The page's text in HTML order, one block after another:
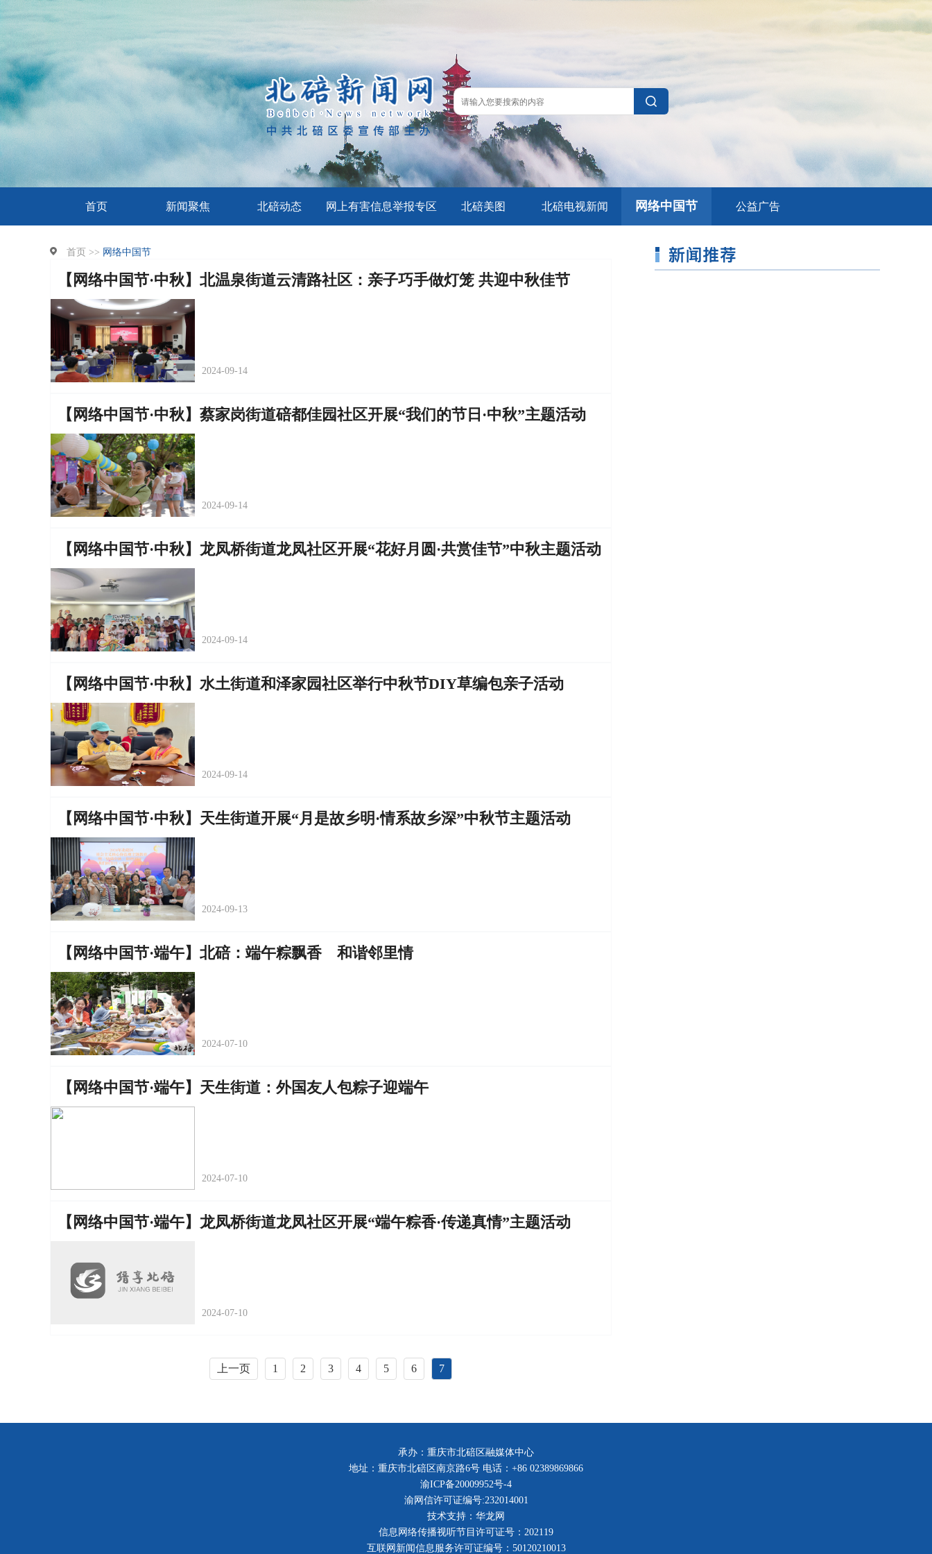
首页 新闻聚焦 北碚动态 网上有害信息举报专区 北碚美图 北碚电视新闻 网络中国节 公益广告
首页 >> 网络中国节
【网络中国节·中秋】北温泉街道云清路社区：亲子巧手做灯笼 共迎中秋佳节
2024-09-14
【网络中国节·中秋】蔡家岗街道碚都佳园社区开展“我们的节日·中秋”主题活动
2024-09-14
【网络中国节·中秋】龙凤桥街道龙凤社区开展“花好月圆·共赏佳节”中秋主题活动
2024-09-14
【网络中国节·中秋】水土街道和泽家园社区举行中秋节DIY草编包亲子活动
2024-09-14
【网络中国节·中秋】天生街道开展“月是故乡明·情系故乡深”中秋节主题活动
2024-09-13
【网络中国节·端午】北碚：端午粽飘香 和谐邻里情
2024-07-10
【网络中国节·端午】天生街道：外国友人包粽子迎端午
2024-07-10
【网络中国节·端午】龙凤桥街道龙凤社区开展“端午粽香·传递真情”主题活动
2024-07-10
上一页 1 2 3 4 5 6 7
承办：重庆市北碚区融媒体中心
地址：重庆市北碚区南京路6号 电话：+86 02389869866
渝ICP备20009952号-4
渝网信许可证编号:232014001
技术支持：华龙网
信息网络传播视听节目许可证号：202119
互联网新闻信息服务许可证编号：50120210013